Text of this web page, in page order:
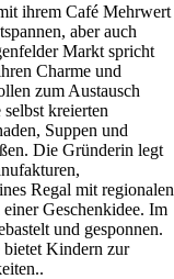
ihrem Café Mehrwert
aber auch
Markt spricht
Charme und
zum Austausch
kreierten
Suppen und
Die Gründerin legt
Regal mit regionalen
Geschenkidee. Im
und gesponnen.
Kindern zur